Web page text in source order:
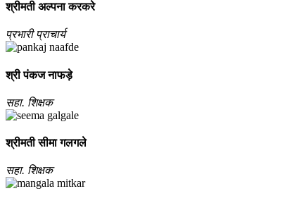
श्रीमती अल्‍पना करकरे
प्रभारी प्राचार्य
श्री पंकज नाफड़े
सहा. शिक्षक
श्रीमती सीमा गलगले
सहा. शिक्षक